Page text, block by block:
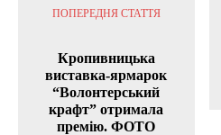
ПОПЕРЕДНЯ СТАТТЯ
Кропивницька
виставка-ярмарок
“Волонтерський
крафт” отримала
премію. ФОТО